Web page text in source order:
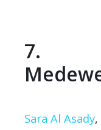
7.
Sara Al Asady